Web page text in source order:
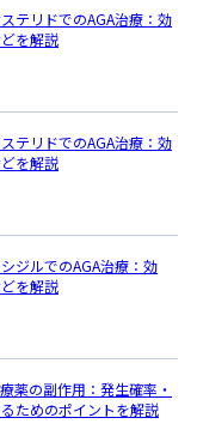
テリドでのAGA治療：効
を解説
テリドでのAGA治療：効
を解説
ジルでのAGA治療：効
を解説
薬の副作用：発生確率・
ためのポイントを解説